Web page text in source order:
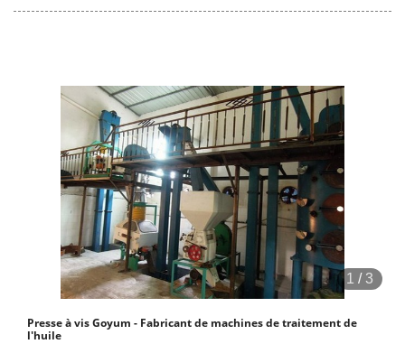
1 /3
Presse à vis Goyum - Fabricant de machines de traitement de
l'huile